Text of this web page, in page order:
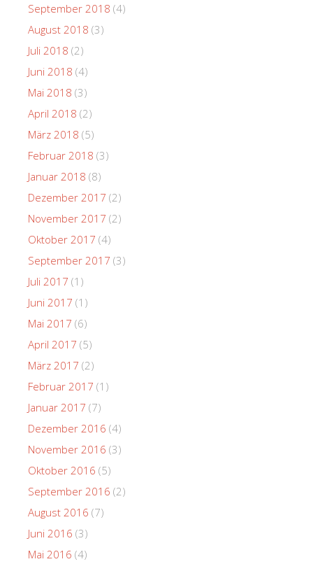
September 2018 (4)
August 2018 (3)
Juli 2018 (2)
Juni 2018 (4)
Mai 2018 (3)
April 2018 (2)
März 2018 (5)
Februar 2018 (3)
Januar 2018 (8)
Dezember 2017 (2)
November 2017 (2)
Oktober 2017 (4)
September 2017 (3)
Juli 2017 (1)
Juni 2017 (1)
Mai 2017 (6)
April 2017 (5)
März 2017 (2)
Februar 2017 (1)
Januar 2017 (7)
Dezember 2016 (4)
November 2016 (3)
Oktober 2016 (5)
September 2016 (2)
August 2016 (7)
Juni 2016 (3)
Mai 2016 (4)